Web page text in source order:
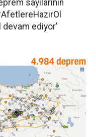
sayılarının
devam ediyor'